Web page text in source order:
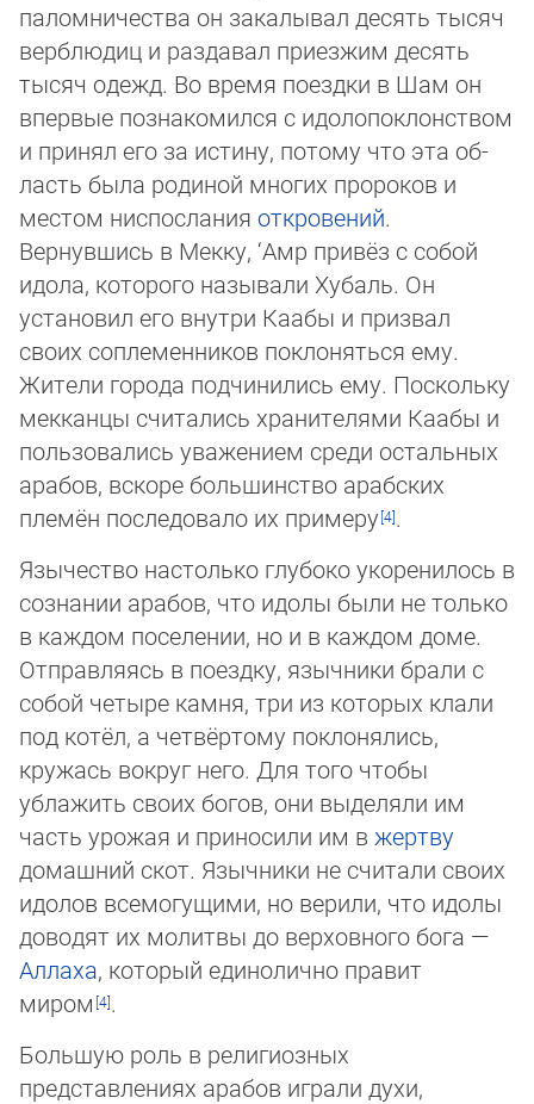
паломничества он закалывал десять тысяч
верблюдиц и раздавал приезжим десять
тысяч одежд. Во время поездки в Шам он
впервые познакомился с идолопоклонством
и принял его за истину, потому что эта об­
ласть была родиной многих пророков и
местом ниспослания откровений.
Вернувшись в Мекку, ‘Амр привёз с собой
идола, ко­то­ро­го называли Хубаль. Он
установил его внутри Каабы и призвал
своих соплеменников поклоняться ему.
Жители го­ро­да подчинились ему. Поскольку
мекканцы считались хранителями Каабы и
пользовались уважением среди остальных
ара­бов, вскоре большинство арабских
племён последовало их примеру
.
Язычество настолько глубоко укоренилось в
сознании арабов, что идолы были не только
в каждом поселении, но и в каж­дом доме.
Отправляясь в поездку, язычники брали с
собой четыре камня, три из которых клали
под котёл, а четвёртому пок­ло­ня­лись,
кружась вокруг него. Для того чтобы
ублажить своих богов, они выделяли им
часть урожая и приносили им в жер­тву
домашний скот. Язычники не считали своих
идолов всемогущими, но верили, что идолы
доводят их молитвы до вер­хов­но­го бога —
Аллаха, который единолично правит
миром
.
Большую роль в религиозных
представлениях арабов играли духи,